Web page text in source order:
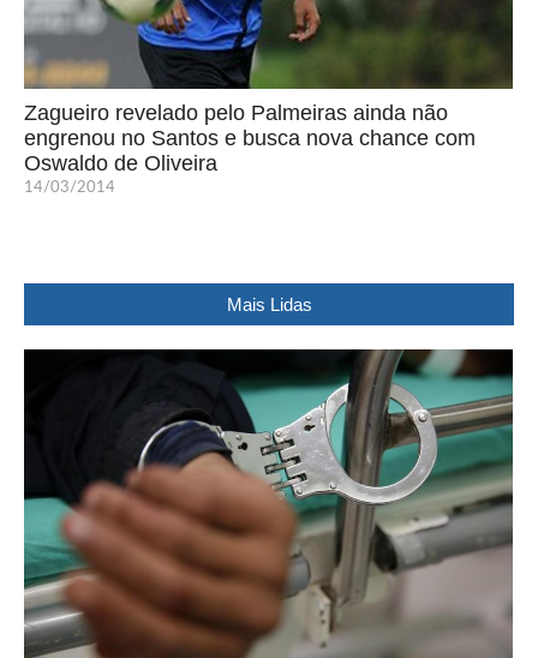
Zagueiro revelado pelo Palmeiras ainda não
engrenou no Santos e busca nova chance com
Oswaldo de Oliveira
14/03/2014
Mais Lidas